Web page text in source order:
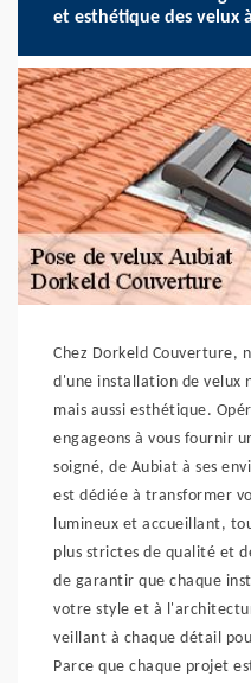
et esthétique des velux
Chez Dorkeld Couverture,
d'une installation de velux
mais aussi esthétique.
engageons à vous fournir
soigné, de Aubiat à ses
est dédiée à transformer
lumineux et accueillant,
plus strictes de qualité et
de garantir que chaque
votre style et à
veillant à chaque détail
Parce que chaque projet